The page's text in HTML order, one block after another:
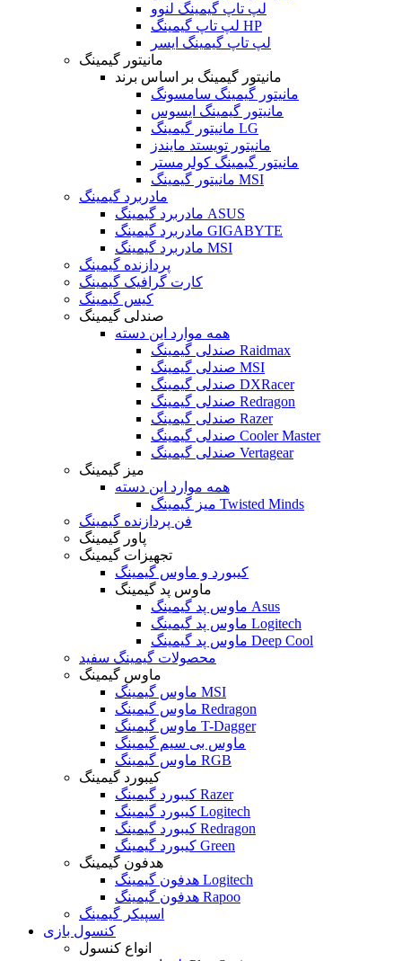
لپ تاپ گیمینگ لنوو
لپ تاپ گیمینگ HP
لپ تاپ گیمینگ ایسر
مانیتور گیمینگ
مانیتور گیمینگ بر اساس برند
مانیتور گیمینگ سامسونگ
مانیتور گیمینگ ایسوس
مانیتور گیمینگ LG
مانیتور تویستد مایندز
مانیتور گیمینگ کولرمستر
مانیتور گیمینگ MSI
مادربرد گیمینگ
مادربرد گیمینگ ASUS
مادربرد گیمینگ GIGABYTE
مادربرد گیمینگ MSI
پردازنده گیمینگ
کارت گرافیک گیمینگ
کیس گیمینگ
صندلی گیمینگ
همه موارد این دسته
صندلی گیمینگ Raidmax
صندلی گیمینگ MSI
صندلی گیمینگ DXRacer
صندلی گیمینگ Redragon
صندلی گیمینگ Razer
صندلی گیمینگ Cooler Master
صندلی گیمینگ Vertagear
میز گیمینگ
همه موارد این دسته
میز گیمینگ Twisted Minds
فن پردازنده گیمینگ
پاور گیمینگ
تجهیزات گیمینگ
کیبورد و ماوس گیمینگ
ماوس پد گیمینگ
ماوس پد گیمینگ Asus
ماوس پد گیمینگ Logitech
ماوس پد گیمینگ Deep Cool
محصولات گیمینگ سفید
ماوس گیمینگ
ماوس گیمینگ MSI
ماوس گیمینگ Redragon
ماوس گیمینگ T-Dagger
ماوس بی سیم گیمینگ
ماوس گیمینگ RGB
کیبورد گیمینگ
کیبورد گیمینگ Razer
کیبورد گیمینگ Logitech
کیبورد گیمینگ Redragon
کیبورد گیمینگ Green
هدفون گیمینگ
هدفون گیمینگ Logitech
هدفون گیمینگ Rapoo
اسپیکر گیمینگ
کنسول بازی
انواع کنسول